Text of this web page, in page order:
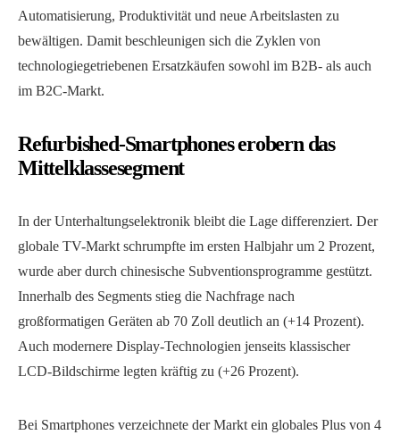
Automatisierung, Produktivität und neue Arbeitslasten zu
bewältigen. Damit beschleunigen sich die Zyklen von
technologiegetriebenen Ersatzkäufen sowohl im B2B- als auch
im B2C-Markt.
Refurbished-Smartphones erobern das
Mittelklassesegment
In der Unterhaltungselektronik bleibt die Lage differenziert. Der
globale TV-Markt schrumpfte im ersten Halbjahr um 2 Prozent,
wurde aber durch chinesische Subventionsprogramme gestützt.
Innerhalb des Segments stieg die Nachfrage nach
großformatigen Geräten ab 70 Zoll deutlich an (+14 Prozent).
Auch modernere Display-Technologien jenseits klassischer
LCD-Bildschirme legten kräftig zu (+26 Prozent).
Bei Smartphones verzeichnete der Markt ein globales Plus von 4